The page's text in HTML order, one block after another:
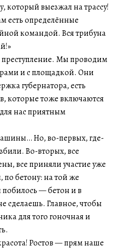
который выезжал на трассу!
есть определённые
командой. Вся трибуна
преступление. Мы проводим
и с площадкой. Они
губернатора, есть
которые тоже включаются
нас приятным
Но, во-первых, где-
Во-вторых, все
все приняли участие уже
по бетону: на той же
— бетон и в
сделаешь. Главное, чтобы
для того гоночная и
Ростов — прям наше